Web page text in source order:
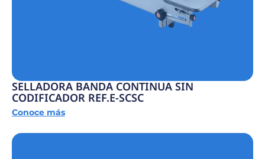
SELLADORA BANDA CONTINUA SIN
CODIFICADOR REF.E-SCSC
Conoce más